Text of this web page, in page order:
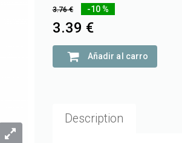
3.76 € -10 %
3.39 €
Añadir al carro
Description